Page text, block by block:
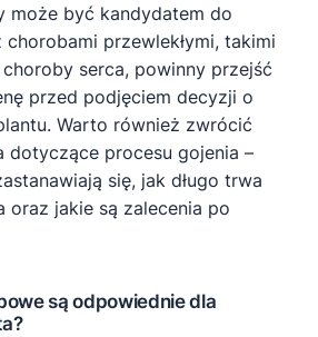
może być kandydatem do
chorobami przewlekłymi, takimi
serca, powinny przejść
przed podjęciem decyzji o
Warto również zwrócić
dotyczące procesu gojenia –
się, jak długo trwa
oraz jakie są zalecenia po
są odpowiednie dla